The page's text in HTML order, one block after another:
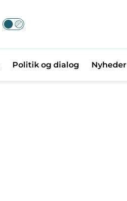
Politik og dialog Nyheder